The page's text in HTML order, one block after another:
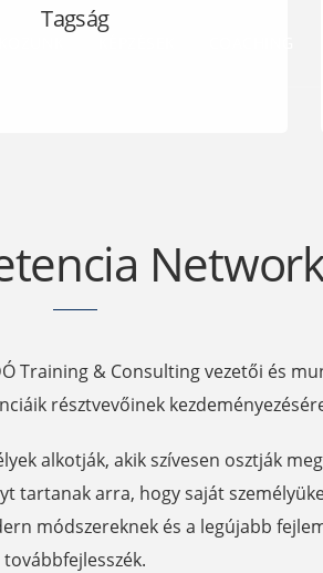
Tagság
Training & Consulting vezetői és
résztvevőinek
alkotják, akik szívesen osztják
tartanak arra, hogy saját
módszereknek és a legújabb
továbbfejlesszék.